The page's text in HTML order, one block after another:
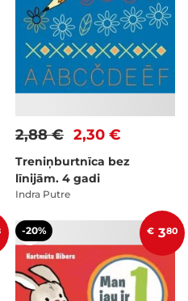
2,30 €
2,88 €
Treniņburtnīca bez
līnijām. 4 gadi
Indra Putre
-20% € 380